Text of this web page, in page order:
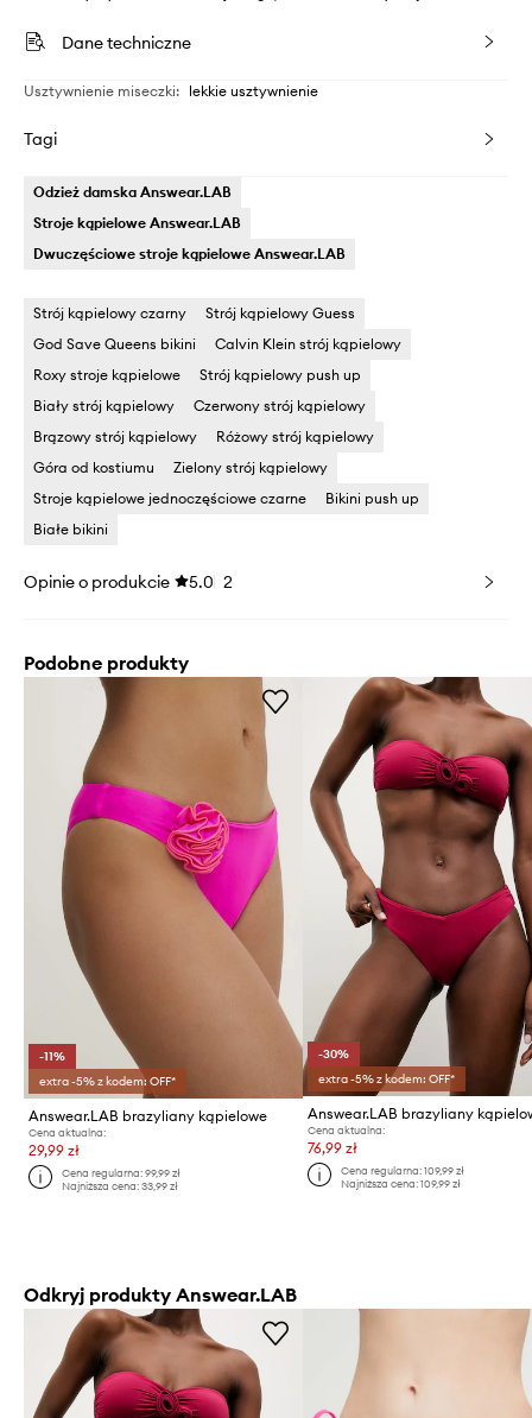
Dane techniczne
Usztywnienie miseczki: lekkie usztywnienie
Tagi
Odzież damska Answear.LAB
Stroje kąpielowe Answear.LAB
Dwuczęściowe stroje kąpielowe Answear.LAB
Strój kąpielowy czarny
Strój kąpielowy Guess
God Save Queens bikini
Calvin Klein strój kąpielowy
Roxy stroje kąpielowe
Strój kąpielowy push up
Biały strój kąpielowy
Czerwony strój kąpielowy
Brązowy strój kąpielowy
Różowy strój kąpielowy
Góra od kostiumu
Zielony strój kąpielowy
Stroje kąpielowe jednoczęściowe czarne
Bikini push up
Białe bikini
Opinie o produkcie 5.0 2
Podobne produkty
-11%
extra -5% z kodem: OFF*
Answear.LAB brazyliany kąpielowe
Cena aktualna:
29,99 zł
Cena regularna:99,99 zł
Najniższa cena:33,99 zł
-30%
extra -5% z kodem: OFF*
Cena aktualna:
76,99 zł
Cena regularna: 109,99 zł
Najniższa cena: 109,99 zł
Odkryj produkty Answear.LAB